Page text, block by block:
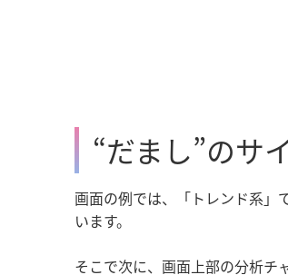
“だまし”のサ
画面の例では、「トレンド系」
います。
そこで次に、画面上部の分析チ